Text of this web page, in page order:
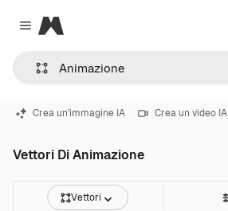
Close menu
Magnific
Crea un'immagine IA Crea un video IA
Vettori Di Animazione
Vettori